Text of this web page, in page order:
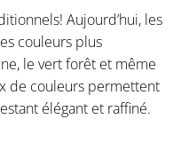
Aujourd’hui, les
couleurs plus
le vert forêt et même
de couleurs permettent
élégant et raffiné.